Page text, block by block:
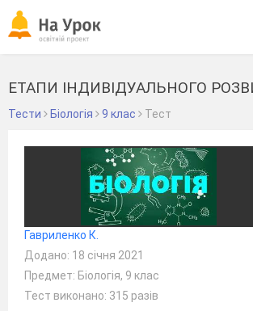
ЕТАПИ ІНДИВІДУАЛЬНОГО
Тести Біологія 9 клас Тест
Гавриленко К.
Додано: 18 січня 2021
Предмет: Біологія, 9 клас
Тест виконано: 315 разів